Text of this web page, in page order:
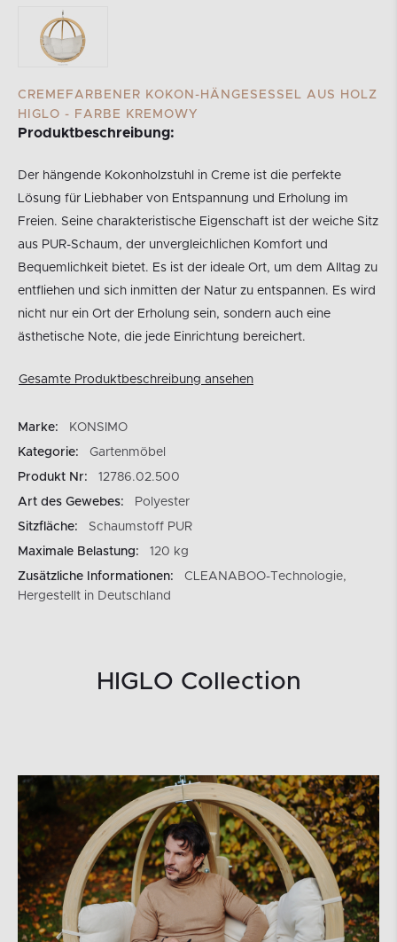
CREMEFARBENER KOKON-HÄNGESESSEL AUS HOLZ
HIGLO - FARBE KREMOWY
Produktbeschreibung:
Der hängende Kokonholzstuhl in Creme ist die perfekte
Lösung für Liebhaber von Entspannung und Erholung im
Freien. Seine charakteristische Eigenschaft ist der weiche Sitz
aus PUR-Schaum, der unvergleichlichen Komfort und
Bequemlichkeit bietet. Es ist der ideale Ort, um dem Alltag zu
entfliehen und sich inmitten der Natur zu entspannen. Es wird
nicht nur ein Ort der Erholung sein, sondern auch eine
ästhetische Note, die jede Einrichtung bereichert.
Gesamte Produktbeschreibung ansehen
Marke:
KONSIMO
Kategorie:
Gartenmöbel
Produkt Nr:
12786.02.500
Art des Gewebes:
Polyester
Sitzfläche:
Schaumstoff PUR
Maximale Belastung:
120 kg
Zusätzliche Informationen:
CLEANABOO-Technologie,
Hergestellt in Deutschland
HIGLO Collection